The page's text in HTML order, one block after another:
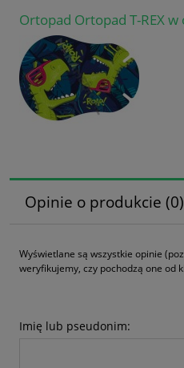
Ortopad Ortopad T-REX
Opinie o produkcie (0)
Wyświetlane są wszystkie opinie
weryfikujemy, czy pochodzą one od
Imię lub pseudonim: